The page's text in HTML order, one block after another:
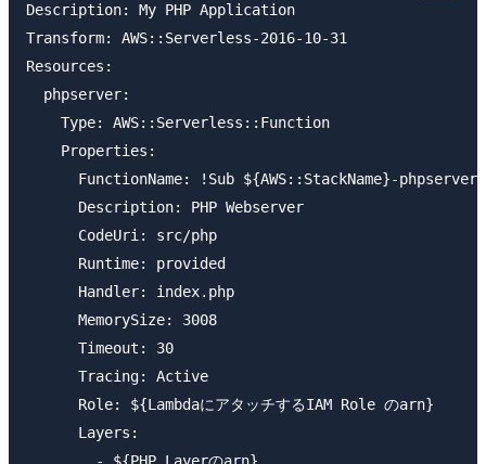
Description: My PHP Application
Transform: AWS::Serverless-2016-10-31
Resources:
  phpserver:
    Type: AWS::Serverless::Function
    Properties:
      FunctionName: !Sub ${AWS::StackName}-phpserver
      Description: PHP Webserver
      CodeUri: src/php
      Runtime: provided
      Handler: index.php
      MemorySize: 3008
      Timeout: 30
      Tracing: Active
      Role: ${LambdaにアタッチするIAM Role のarn}
      Layers: